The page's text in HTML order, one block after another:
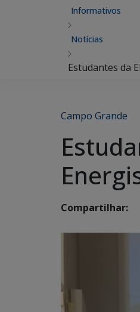
Informativos
Notícias
Estudantes da
Campo Grande
Compartilhar: